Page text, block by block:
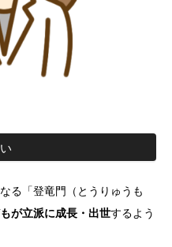
る「登竜門（とうりゅうも
が立派に成長・出世するよう